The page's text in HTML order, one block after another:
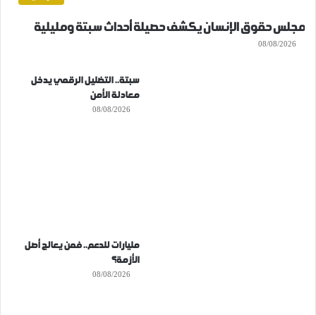
مجلس حقوق الإنسان يكشف حصيلة أحداث سبتة ومليلية
08/08/2026
سبتة.. التضليل الرقمي يدخل
معادلة الأمن
08/08/2026
مليارات للدعم.. فمن يعالج أصل
الأزمة؟
08/08/2026